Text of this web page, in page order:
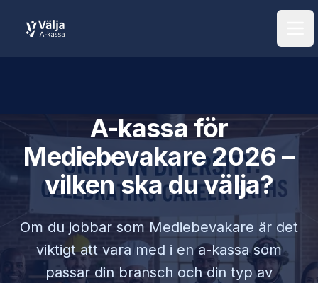
A-kassa för
Mediebevakare2026 –
vilken ska du välja?
Om du jobbar som Mediebevakare är det
viktigt att vara med i en a-kassa som
passar din bransch och din typ av